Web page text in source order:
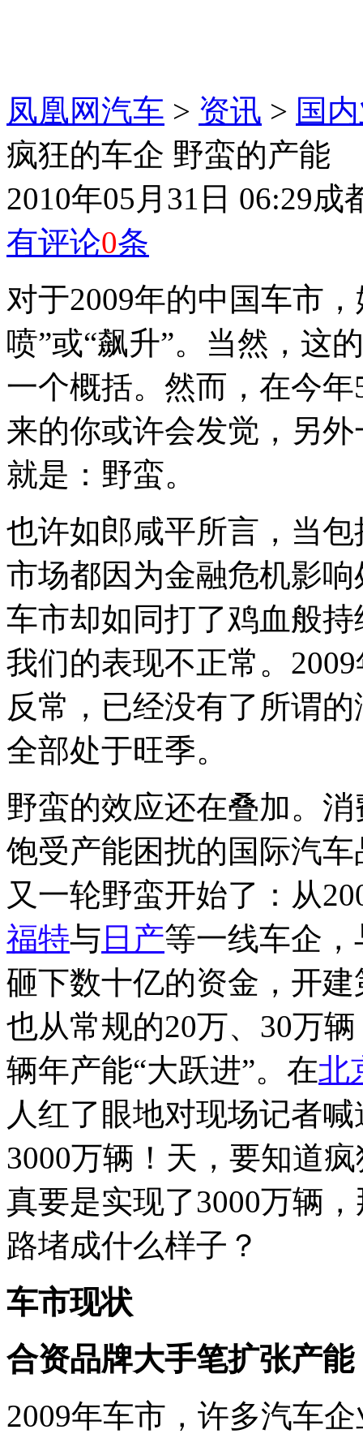
凤凰网汽车 > 资讯 > 国
疯狂的车企 野蛮的产能
2010年05月31日 06:29成
有评论0条
对于2009年的中国车市
喷”或“飙升”。当然，这
一个概括。然而，在今
来的你或许会发觉，另
就是：野蛮。
也许如郎咸平所言，当
市场都因为金融危机影
车市却如同打了鸡血般
我们的表现不正常。
反常，已经没有了所谓
全部处于旺季。
野蛮的效应还在叠加。
饱受产能困扰的国际汽
又一轮野蛮开始了：从
福特与 日产等一线车企
砸下数十亿的资金，开
也从常规的20万、30万
辆年产能“大跃进”。在北
人红了眼地对现场记者
3000万辆！天，要知道
真要是实现了3000万辆
路堵成什么样子？
车市现状
合资品牌大手笔扩张产能
2009年车市，许多汽车